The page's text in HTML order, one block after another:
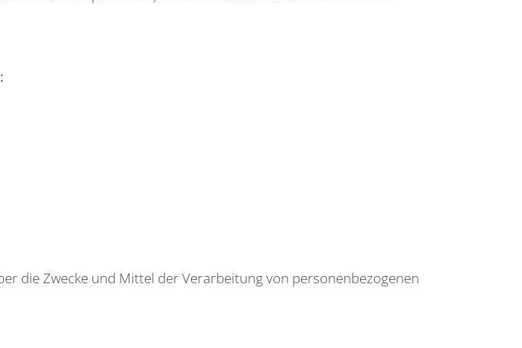
die Zwecke und Mittel der Verarbeitung von personenbezogenen